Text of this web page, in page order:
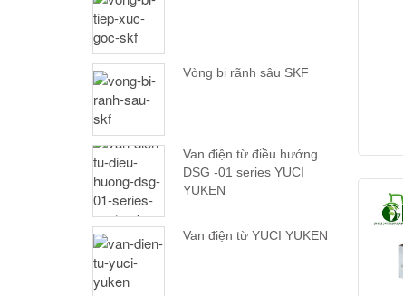
Vòng bi rãnh sâu SKF
Van điện từ điều hướng
DSG -01 series YUCI
YUKEN
Van điện từ YUCI YUKEN